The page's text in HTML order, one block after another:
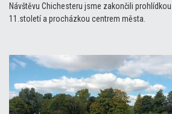
Návštěvu Chichesteru jsme zakončili
11.století a procházkou centrem města.